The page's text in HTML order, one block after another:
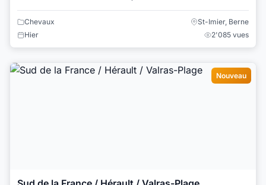
EXCLUSIVE – DIRECTEMENT DU FABRICANT ...
Chevaux
St-Imier, Berne
Hier
2'085 vues
Nouveau